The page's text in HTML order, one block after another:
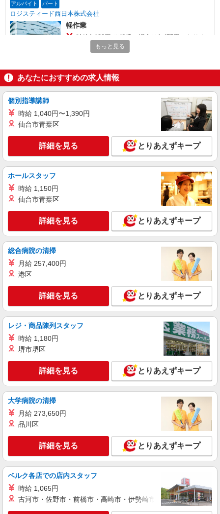
アルバイト パート
ロジスティード西日本株式会社
軽作業
時給1,180円 ※残業の場合は1,475円となりま
す/実働8時間以上
キープ
アルバイト パート
ロジスティード西日本株式会社
物流倉庫でのフォークリフト及び倉庫内作業
時給1,500円 残業/実働8H以上の場合は時給
1,875円 【月収例】残業20H見込み 244,800円
（20.4日勤務/月）＋37,500円（残業20H/月）＝
282,300円 ※残業はご協力いただける範囲でお
願いしております ※日払い・週払い可能（規定
兵庫県三田市テクノパーク37番
キープ 詳細を見る
アルバイト パート
ロジスティード西日本株式会社
軽作業
時給1,180円 ※残業の場合は1,475円となりま
ｈの場合 192,576円（20.4日勤務/月）＋29,500円
（残業20ｈ/月）＝222,076円
詳細を見る
UTエージェント株式会社 AGT関西第二CU AGT三田エリア MS下槻瀬
CL 《JDBQ1C》
NEW
建設資材のメンテナンス
時給：1,340円〜 月収例：211,000円（時給
×7.5H実働×21日稼働＋各種手当） ※基本残業な
し
兵庫県三田市 勤務詳細：三田市 通勤方法：徒
歩/電車/自転車/バイク/車/バス 最寄り駅：三田駅
から車20分 ※構内の無料駐車場利用OK ※最寄り
バス停より徒歩2分
キープ 詳細を見る
正社員
UTエージェント株式会社 AGT関西第二CU AGT三田エリア MD三輪
CL 《Jbgr1C》
NEW
検査・運搬
月給：189,000円〜 月収例：265,000円(月給＋
兵庫県三田市 勤務詳細：三田市 通勤方法：徒
歩/車/自転車/バス/電車/バイク 最寄り駅：三田駅
から徒歩8分・車2分 ※工場近隣無料駐車場利用
詳細を見る
もっと見る
あなたにおすすめの求人情報
個別指導講師
時給 1,040円〜1,390円
仙台市青葉区
詳細を見る とりあえずキープ
ホールスタッフ
時給 1,150円
仙台市青葉区
詳細を見る とりあえずキープ
総合病院の清掃
月給 257,400円
港区
詳細を見る とりあえずキープ
レジ・商品陳列スタッフ
時給 1,180円
堺市堺区
詳細を見る とりあえずキープ
大学病院の清掃
月給 273,650円
品川区
詳細を見る とりあえずキープ
ベルク各店での店内スタッフ
時給 1,065円
古河市・佐野市・前橋市・高崎市・伊勢崎市・太田市・館林市